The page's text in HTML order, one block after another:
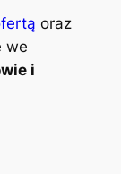
oraz
we
i